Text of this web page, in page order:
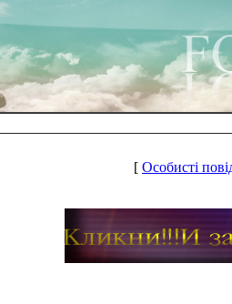
[ Особисті